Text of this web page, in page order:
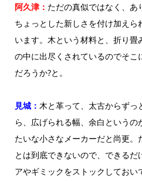
阿久津： ただの真似ではなく、あ
ちょっとした新しさを付け加え
います。木という材料と、折り
の中に出尽くされているのでそこ
だろうか?と。
見城： 木と革って、太古からずっ
ら、広げられる幅、余白という
たいな小さなメーカーだと尚更。
とは到底できないので、できる
アやギミックをストックしておい